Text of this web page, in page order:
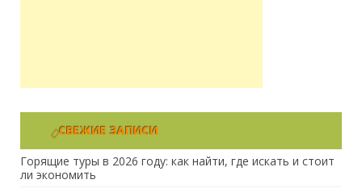
СВЕЖИЕ ЗАПИСИ
Горящие туры в 2026 году: как найти, где искать и стоит
ли экономить